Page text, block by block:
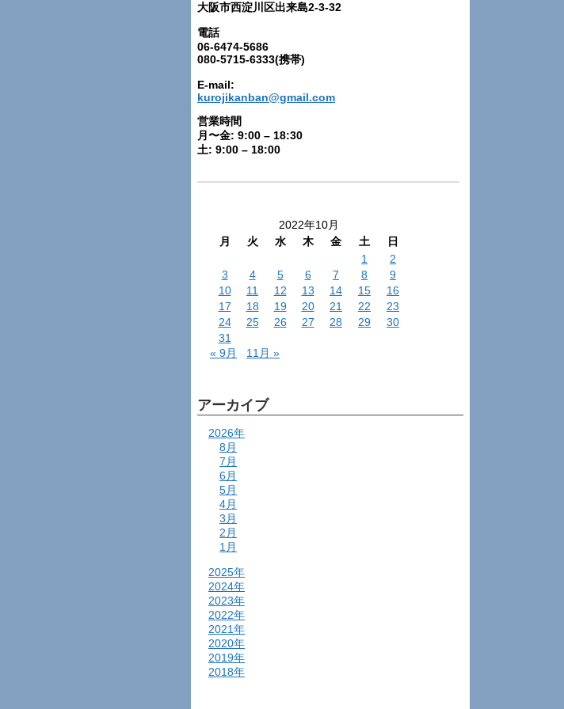
大阪市西淀川区出来島2-3-32
電話
06-6474-5686
080-5715-6333(携帯)
E-mail:
kurojikanban@gmail.com
営業時間
月〜金: 9:00 – 18:30
土: 9:00 – 18:00
2022年10月
月
火 水 木 金 土
日
1
2
3
4 5 6 7 8
9
10
11 12 13 14 15
16
17
18 19 20 21 22
23
24
25 26 27 28 29
30
31
« 9月
11月 »
アーカイブ
2026年
8月
7月
6月
5月
4月
3月
2月
1月
2025年
2024年
2023年
2022年
2021年
2020年
2019年
2018年